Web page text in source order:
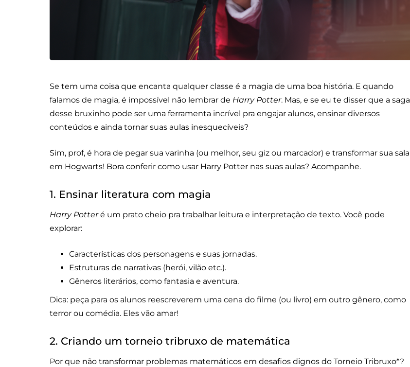
Se tem uma coisa que encanta qualquer classe é a magia de uma boa história. E quando
falamos de magia, é impossível não lembrar de Harry Potter. Mas, e se eu te disser que a saga
desse bruxinho pode ser uma ferramenta incrível pra engajar alunos, ensinar diversos
conteúdos e ainda tornar suas aulas inesquecíveis?
Sim, prof, é hora de pegar sua varinha (ou melhor, seu giz ou marcador) e transformar sua sala
em Hogwarts! Bora conferir como usar Harry Potter nas suas aulas? Acompanhe.
1. Ensinar literatura com magia
Harry Potteré um prato cheio pra trabalhar leitura e interpretação de texto. Você pode
explorar:
Características dos personagens e suas jornadas.
Estruturas de narrativas (herói, vilão etc.).
Gêneros literários, como fantasia e aventura.
Dica: peça para os alunos reescreverem uma cena do filme (ou livro) em outro gênero, como
terror ou comédia. Eles vão amar!
2. Criando um torneio tribruxo de matemática
Por que não transformar problemas matemáticos em desafios dignos do Torneio Tribruxo*?